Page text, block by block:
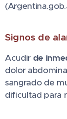
Signos de
Acudir de
dolor
sangrado de
dificultad para